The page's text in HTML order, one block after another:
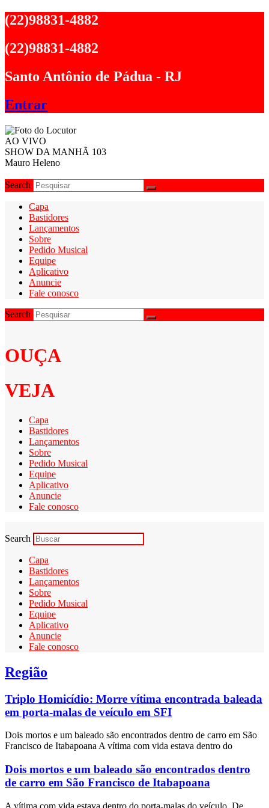
Ir
para
conteúdo
(22)98831-4882
(22)98831-4882
Santo Antônio de Pádua - RJ
Entrar
AO VIVO
SHOW DA MANHÃ 103
Mauro Heleno
Search
Capa
Bastidores
Lançamentos
Sobre
Pedido Musical
Equipe
Aplicativo
Anuncie
Fale conosco
Search
OUÇA
VEJA
Capa
Bastidores
Lançamentos
Sobre
Pedido Musical
Equipe
Aplicativo
Anuncie
Fale conosco
Search
Capa
Bastidores
Lançamentos
Sobre
Pedido Musical
Equipe
Aplicativo
Anuncie
Fale conosco
Região
Triplo Homicídio: Morre vítima encontrada baleada
em porta-malas de veículo em SFI
Dois mortos e um baleado são encontrados dentro de carro em São
Francisco de Itabapoana A vítima com vida estava dentro do
Dois mortos e um baleado são encontrados dentro
de carro em São Francisco de Itabapoana
A vítima com vida estava dentro do porta-malas do veículo. De